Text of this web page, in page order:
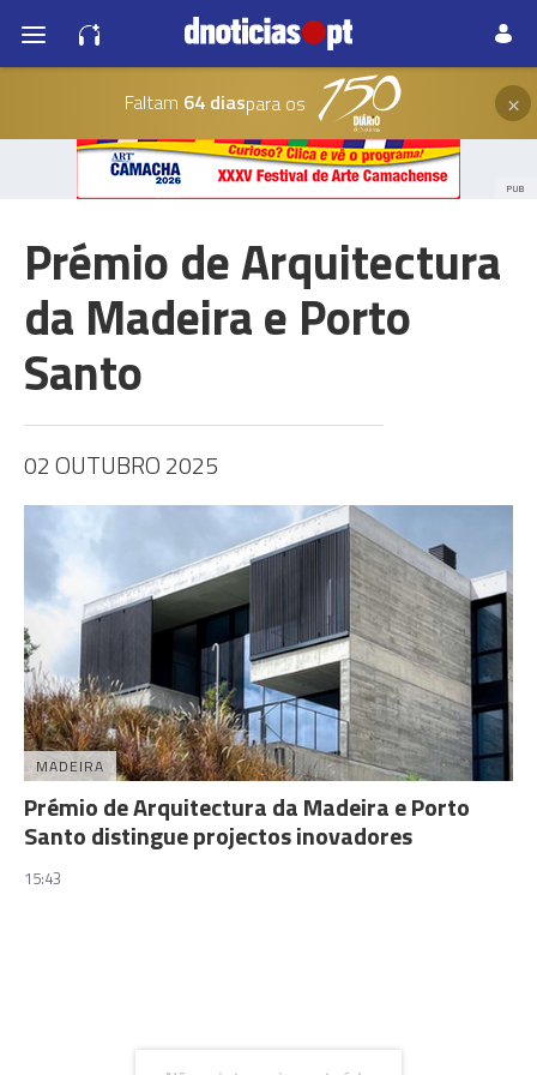
Faltam 64 diaspara os ×
PUB
Prémio de Arquitectura
da Madeira e Porto
Santo
02 OUTUBRO 2025
MADEIRA
Prémio de Arquitectura da Madeira e Porto
Santo distingue projectos inovadores
15:43